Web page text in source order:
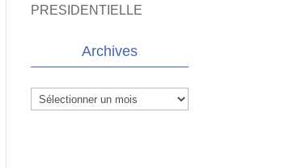
PRESIDENTIELLE
Archives
Archives